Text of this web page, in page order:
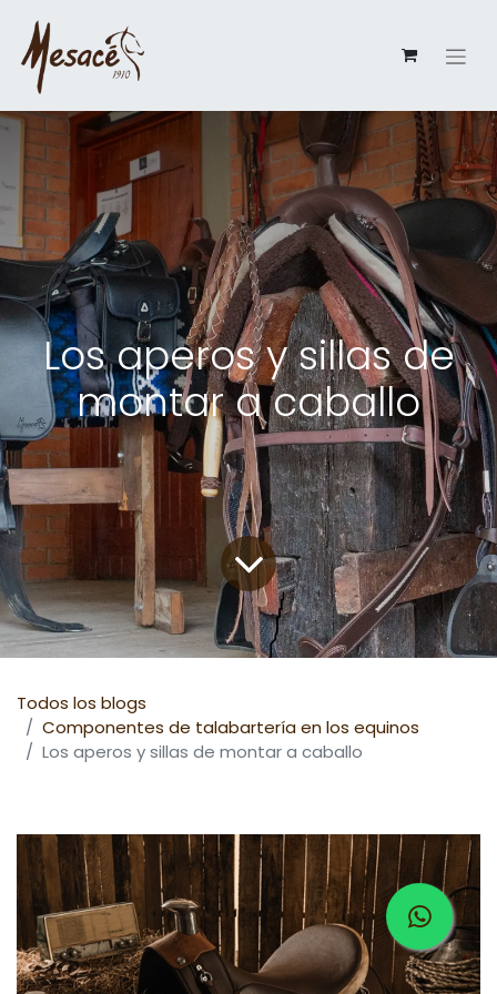
Los aperos y sillas de
montar a caballo
Todos los blogs
Componentes de talabartería en los equinos
Los aperos y sillas de montar a caballo